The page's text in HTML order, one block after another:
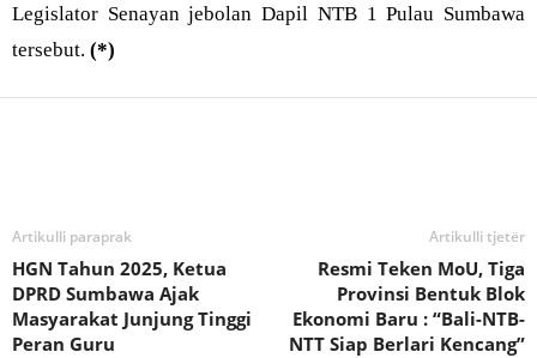
Legislator Senayan jebolan Dapil NTB 1 Pulau Sumbawa
tersebut. (*)
Artikulli paraprak
HGN Tahun 2025, Ketua
DPRD Sumbawa Ajak
Masyarakat Junjung Tinggi
Peran Guru
Artikulli tjetër
Resmi Teken MoU, Tiga
Provinsi Bentuk Blok
Ekonomi Baru : “Bali-NTB-
NTT Siap Berlari Kencang”